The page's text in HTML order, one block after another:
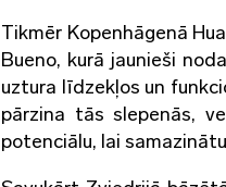
Tikmēr Kopenhāgenā
Bueno, kurā jaunieši
uztura līdzekļos un
pārzina tās slepenās,
potenciālu, lai